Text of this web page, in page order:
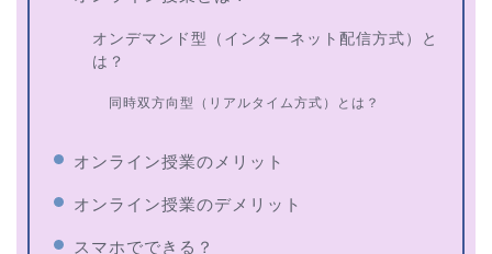
オンデマンド型（インターネット配信方式）と
は？
同時双方向型（リアルタイム方式）とは？
オンライン授業のメリット
オンライン授業のデメリット
スマホでできる？